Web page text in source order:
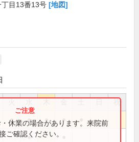
目13番13号 [地図]
祝
● ● ● ●
●
休業の場合があります。来院前
ご確認ください。